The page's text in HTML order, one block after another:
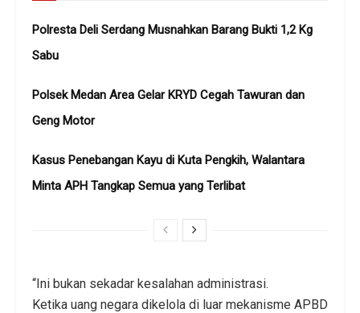
Polresta Deli Serdang Musnahkan Barang Bukti 1,2 Kg
Sabu
Polsek Medan Area Gelar KRYD Cegah Tawuran dan
Geng Motor
Kasus Penebangan Kayu di Kuta Pengkih, Walantara
Minta APH Tangkap Semua yang Terlibat
“Ini bukan sekadar kesalahan administrasi.
Ketika uang negara dikelola di luar mekanisme APBD